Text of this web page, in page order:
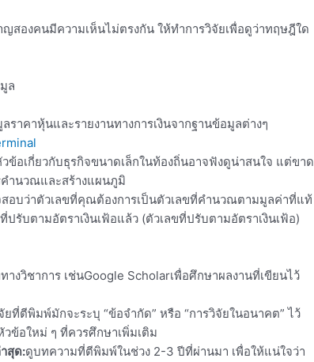
ญสองคนมีความเห็นไม่ตรงกัน ให้ทำการวิจัยเพื่อดูว่าทฤษฎีใด
ล
ราคาหุ้นและรายงานทางการเงินจากฐานข้อมูลต่างๆ
ข้อเกี่ยวกับธุรกิจขนาดเล็กในท้องถิ่นอาจฟังดูน่าสนใจ แต่ขาด
ำนวณและสร้างแผนภูมิ
สอบว่าตัวเลขที่คุณต้องการเป็นตัวเลขที่คำนวณตามมูลค่าที่แท้
ปรับตามอัตราเงินเฟ้อแล้ว (ตัวเลขที่ปรับตามอัตราเงินเฟ้อ)
างวิชาการ เช่นGoogle Scholarเพื่อศึกษาผลงานที่เขียนไว้
ที่ตีพิมพ์มักจะระบุ “ข้อจำกัด” หรือ “การวิจัยในอนาคต” ไว้
ข้อใหม่ ๆ ที่ควรศึกษาเพิ่มเติม
สุด:ดูบทความที่ตีพิมพ์ในช่วง 2-3 ปีที่ผ่านมา เพื่อให้แน่ใจว่า